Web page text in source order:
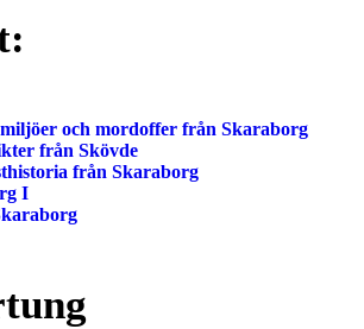
och mordoffer från Skaraborg
från Skövde
från Skaraborg
I